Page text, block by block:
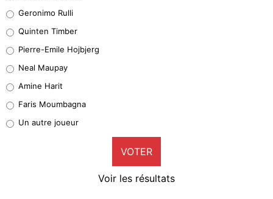
32%
4%
1%
9%
Geronimo Rulli
Quinten Timber
Pierre-Emile Hojbjerg
Neal Maupay
Amine Harit
Faris Moumbagna
Un autre joueur
VOTER
Voir les résultats